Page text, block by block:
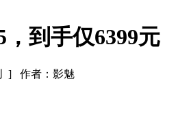
到手仅6399元
] 作者：影魅